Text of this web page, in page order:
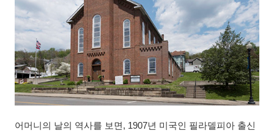
어머니의 날의 역사를 보면, 1907년 미국인 필라델피아 출신